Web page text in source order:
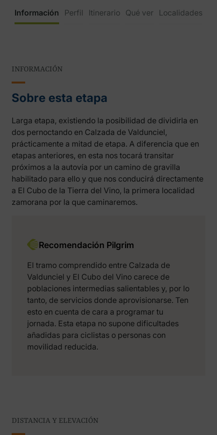
Información Perfil Itinerario Qué ver Localidades
INFORMACIÓN
Sobre esta etapa
Larga etapa, existiendo la posibilidad de dividirla en
dos pernoctando en Calzada de Valdunciel,
prácticamente a mitad de etapa. A diferencia que en
etapas anteriores, en esta nos tocará transitar
próximos a la autovía por un camino de gravilla
habilitado para ello y que nos conducirá directamente
a El Cubo de la Tierra del Vino, la primera localidad
zamorana por la que caminaremos.
Recomendación Pilgrim
El tramo comprendido entre Calzada de
Valdunciel y El Cubo del Vino carece de
poblaciones intermedias salientables y, por lo
tanto, de servicios donde aprovisionarse. Ten
esto en cuenta de cara a programar tu
jornada. Esta etapa no supone dificultades
añadidas para ciclistas o personas con
movilidad reducida.
DISTANCIA Y ELEVACIÓN